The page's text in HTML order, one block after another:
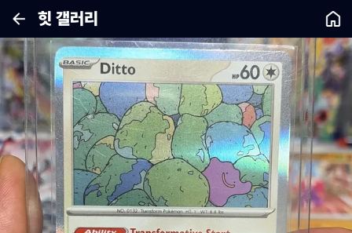
힛 갤러리